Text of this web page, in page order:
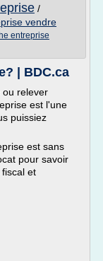
/
vendre
entreprise
| BDC.ca
ou relever
est l'une
puissiez
est sans
pour savoir
et